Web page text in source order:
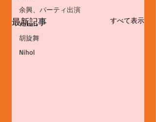
余興、パーティ出演
Yukari
胡旋舞
Nihol
最新記事 すべて表示